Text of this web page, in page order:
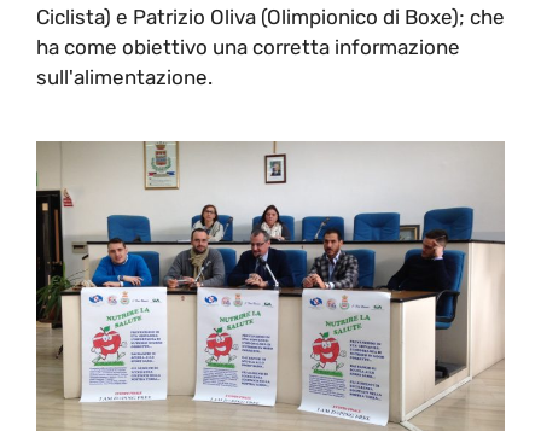
Ciclista) e Patrizio Oliva (Olimpionico di Boxe); che
ha come obiettivo una corretta informazione
sull'alimentazione.